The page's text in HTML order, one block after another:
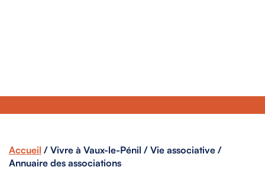
Accueil / Vivre à Vaux-le-Pénil / Vie associative /
Annuaire des associations